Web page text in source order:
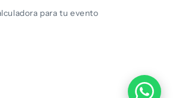
para tu evento